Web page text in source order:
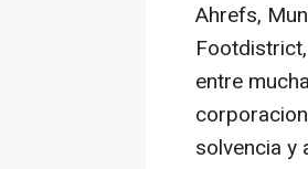
Ahrefs,
entre
solvencia y